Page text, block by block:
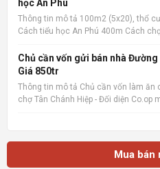
học An Phú
Thông tin mô tả 100m2 (5x20), thổ
Cách tiểu học An Phú 400m Cách
&mdash; Sàn rao vặt nhà đất uy tín
Chủ cần vốn gửi bán nhà Đường Tô
Giá 850tr
Thông tin mô tả Chủ cần vốn làm ăn
chợ Tân Chánh Hiệp - Đối diện Co.op
Mua bán